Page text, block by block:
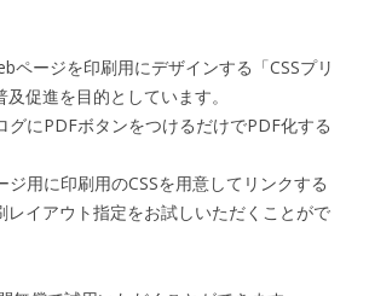
ページを印刷用にデザインする「CSSプリ
促進を目的としています。
グにPDFボタンをつけるだけでPDF化する
ジ用に印刷用のCSSを用意してリンクする
レイアウト指定をお試しいただくことがで